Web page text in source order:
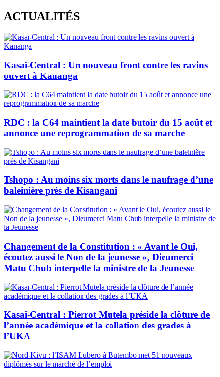
Skip
to
content
ACTUALITÉS
Kasaï-Central : Un nouveau front contre les ravins
ouvert à Kananga
RDC : la C64 maintient la date butoir du 15 août et
annonce une reprogrammation de sa marche
Tshopo : Au moins six morts dans le naufrage d’une
baleinière près de Kisangani
Changement de la Constitution : « Avant le Oui,
écoutez aussi le Non de la jeunesse », Dieumerci
Matu Chub interpelle la ministre de la Jeunesse
Kasaï-Central : Pierrot Mutela préside la clôture de
l’année académique et la collation des grades à
l’UKA